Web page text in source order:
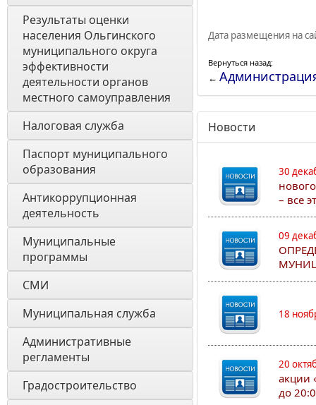
Результаты оценки
населения Ольгинского
муниципального округа
эффективности
деятельности органов
местного самоуправления
Налоговая служба
Паспорт муниципального
образования
Антикоррупционная
деятельность
Муниципальные
программы
СМИ
Муниципальная служба
Административные
регламенты
Градостроительство
Дата размещения на
Вернуться назад:
←
Новости
30
– все
09
18
20
акции
до